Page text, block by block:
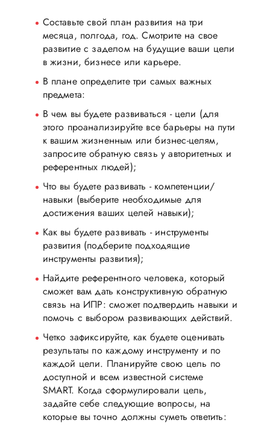
Составьте свой план развития на три
месяца, полгода, год. Смотрите на свое
развитие с заделом на будущие ваши цели
в жизни, бизнесе или карьере.
В плане определите три самых важных
предмета:
В чем вы будете развиваться - цели (для
этого проанализируйте все барьеры на пути
к вашим жизненным или бизнес-целям,
запросите обратную связь у авторитетных и
референтных людей);
Что вы будете развивать - компетенции/
навыки (выберите необходимые для
достижения ваших целей навыки);
Как вы будете развивать - инструменты
развития (подберите подходящие
инструменты развития);
Найдите референтного человека, который
сможет вам дать конструктивную обратную
связь на ИПР: сможет подтвердить навыки и
помочь с выбором развивающих действий.
Четко зафиксируйте, как будете оценивать
результаты по каждому инструменту и по
каждой цели. Планируйте свою цель по
доступной и всем известной системе
SMART. Когда сформулировали цель,
задайте себе следующие вопросы, на
которые вы точно должны суметь ответить: